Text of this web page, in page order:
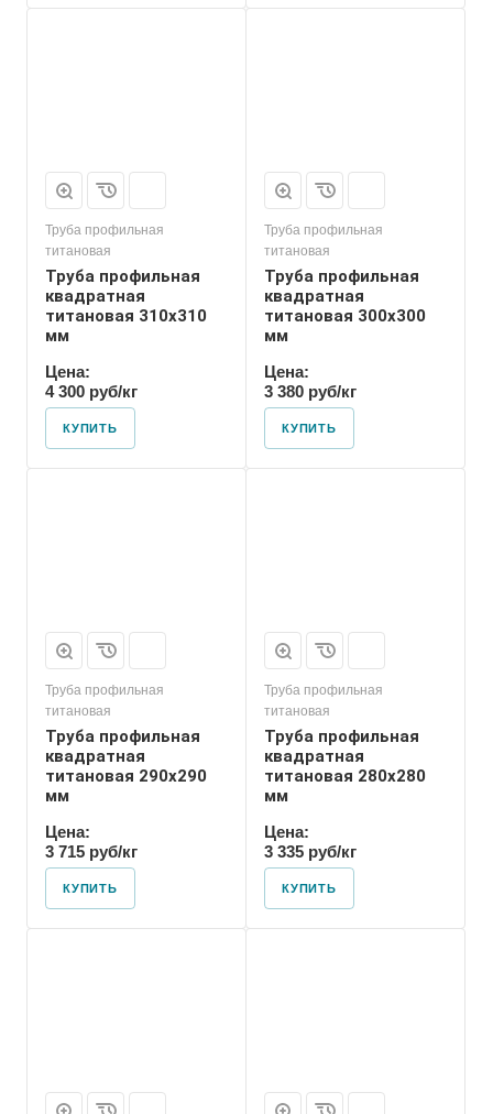
Труба профильная
титановая
Труба профильная
квадратная
титановая 310х310
мм
Цена:
4 300 руб/кг
КУПИТЬ
Труба профильная
титановая
Труба профильная
квадратная
титановая 300х300
мм
Цена:
3 380 руб/кг
КУПИТЬ
Труба профильная
титановая
Труба профильная
квадратная
титановая 290х290
мм
Цена:
3 715 руб/кг
КУПИТЬ
Труба профильная
титановая
Труба профильная
квадратная
титановая 280х280
мм
Цена:
3 335 руб/кг
КУПИТЬ